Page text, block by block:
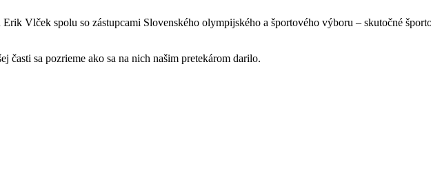
Vlček spolu so zástupcami Slovenského olympijského a športového výboru – skutočné
sa pozrieme ako sa na nich našim pretekárom darilo.